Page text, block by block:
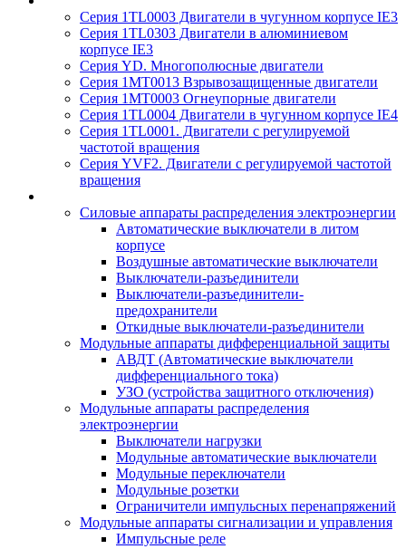
Серия 1TL0003 Двигатели в чугунном корпусе IE3
Серия 1TL0303 Двигатели в алюминиевом
корпусе IE3
Серия YD. Многополюсные двигатели
Серия 1MT0013 Взрывозащищенные двигатели
Серия 1MT0003 Огнеупорные двигатели
Серия 1TL0004 Двигатели в чугунном корпусе IE4
Серия 1TL0001. Двигатели с регулируемой
частотой вращения
Серия YVF2. Двигатели с регулируемой частотой
вращения
Силовые аппараты распределения электроэнергии
Автоматические выключатели в литом
корпусе
Воздушные автоматические выключатели
Выключатели-разъединители
Выключатели-разъединители-
предохранители
Откидные выключатели-разъединители
Модульные аппараты дифференциальной защиты
АВДТ (Автоматические выключатели
дифференциального тока)
УЗО (устройства защитного отключения)
Модульные аппараты распределения
электроэнергии
Выключатели нагрузки
Модульные автоматические выключатели
Модульные переключатели
Модульные розетки
Ограничители импульсных перенапряжений
Модульные аппараты сигнализации и управления
Импульсные реле